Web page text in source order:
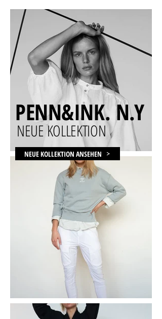
PENN&INK. N.Y
NEUE KOLLEKTION
NEUE KOLLEKTION ANSEHEN